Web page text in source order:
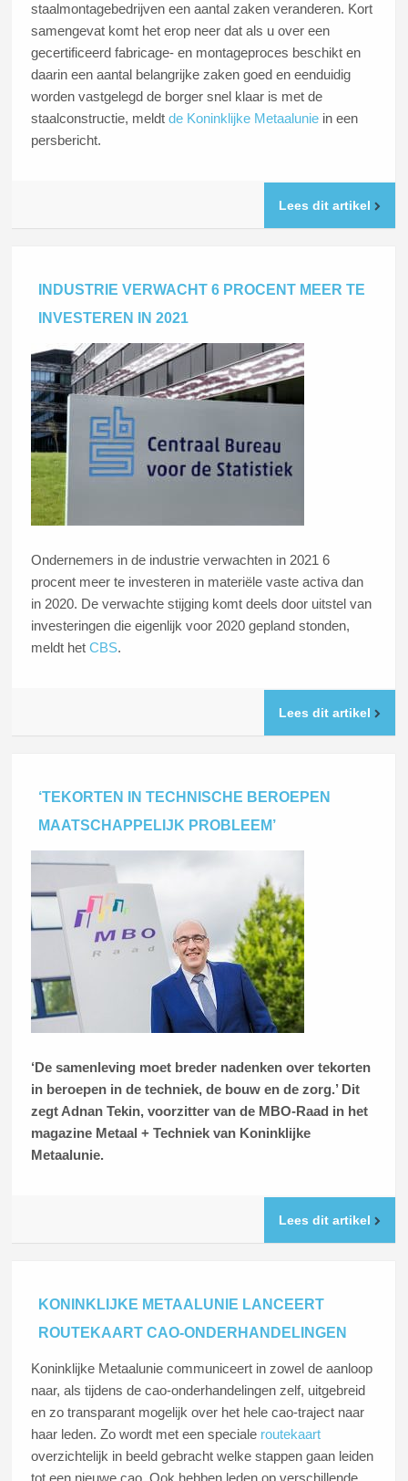
staalmontagebedrijven een aantal zaken veranderen. Kort
samengevat komt het erop neer dat als u over een
gecertificeerd fabricage- en montageproces beschikt en
daarin een aantal belangrijke zaken goed en eenduidig
worden vastgelegd de borger snel klaar is met de
staalconstructie, meldtde Koninklijke Metaalunie in een
persbericht.
Lees dit artikel
INDUSTRIE VERWACHT 6 PROCENT MEER TE
INVESTEREN IN 2021
Ondernemers in de industrie verwachten in 2021 6
procent meer te investeren in materiële vaste activa dan
in 2020. De verwachte stijging komt deels door uitstel van
investeringen die eigenlijk voor 2020 gepland stonden,
meldt hetCBS.
Lees dit artikel
‘TEKORTEN IN TECHNISCHE BEROEPEN
MAATSCHAPPELIJK PROBLEEM’
‘De samenleving moet breder nadenken over tekorten
in beroepen in de techniek, de bouw en de zorg.’ Dit
zegt Adnan Tekin, voorzitter van de MBO-Raad in het
magazine Metaal + Techniek van Koninklijke
Metaalunie.
Lees dit artikel
KONINKLIJKE METAALUNIE LANCEERT
ROUTEKAART CAO-ONDERHANDELINGEN
Koninklijke Metaalunie communiceert in zowel de aanloop
naar, als tijdens de cao-onderhandelingen zelf, uitgebreid
en zo transparant mogelijk over het hele cao-traject naar
haar leden. Zo wordt met een speciale routekaart
overzichtelijk in beeld gebracht welke stappen gaan leiden